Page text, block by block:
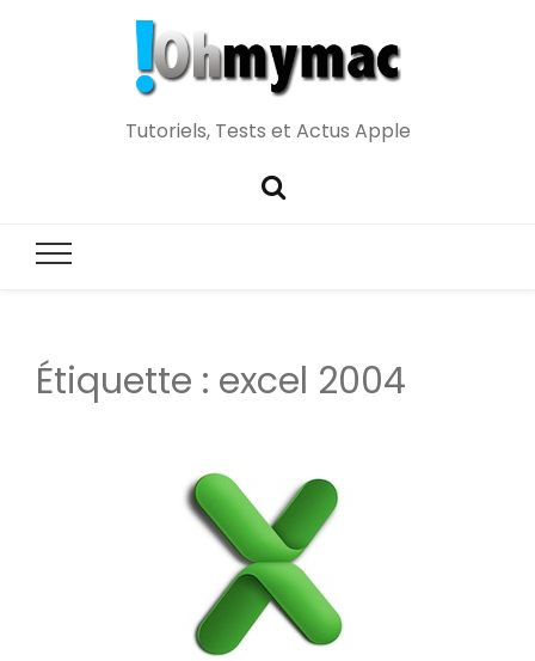
Tutoriels, Tests et Actus Apple
Étiquette : excel 2004